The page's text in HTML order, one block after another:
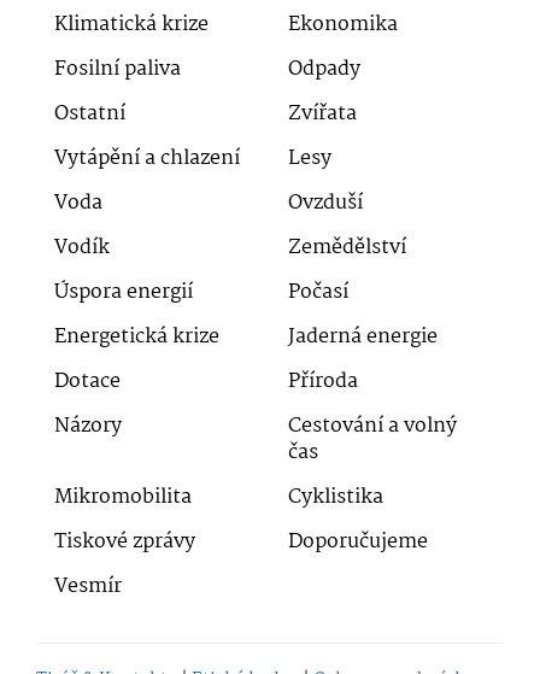
Klimatická krize
Ekonomika
Fosilní paliva
Odpady
Ostatní
Zvířata
Vytápění a chlazení
Lesy
Voda
Ovzduší
Vodík
Zemědělství
Úspora energií
Počasí
Energetická krize
Jaderná energie
Dotace
Příroda
Názory
Cestování a volný
čas
Mikromobilita
Cyklistika
Tiskové zprávy
Doporučujeme
Vesmír